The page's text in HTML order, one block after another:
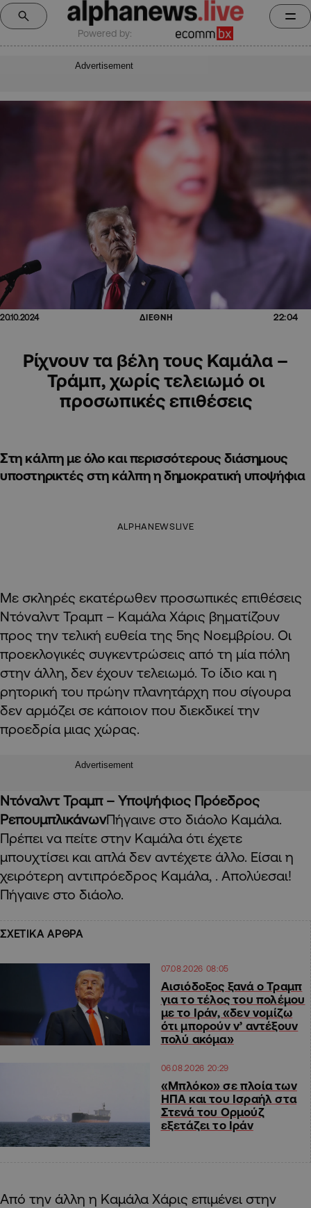
Powered by:
Advertisement
20.10.2024 ΔΙΕΘΝΗ 22:04
Ρίχνουν τα βέλη τους Καμάλα –
Τράμπ, χωρίς τελειωμό οι
προσωπικές επιθέσεις
Στη κάλπη με όλο και περισσότερους διάσημους
υποστηρικτές στη κάλπη η δημοκρατική υποψήφια
ALPHANEWSLIVE
Με σκληρές εκατέρωθεν προσωπικές επιθέσεις
Ντόναλντ Τραμπ – Καμάλα Χάρις βηματίζουν
προς την τελική ευθεία της 5ης Νοεμβρίου. Οι
προεκλογικές συγκεντρώσεις από τη μία πόλη
στην άλλη, δεν έχουν τελειωμό. Το ίδιο και η
ρητορική του πρώην πλανητάρχη που σίγουρα
δεν αρμόζει σε κάποιον που διεκδικεί την
προεδρία μιας χώρας.
Advertisement
Ντόναλντ Τραμπ – Υποψήφιος Πρόεδρος
ΡεπουμπλικάνωνΠήγαινε στο διάολο Καμάλα.
Πρέπει να πείτε στην Καμάλα ότι έχετε
μπουχτίσει και απλά δεν αντέχετε άλλο. Είσαι η
χειρότερη αντιπρόεδρος Καμάλα, . Απολύεσαι!
Πήγαινε στο διάολο.
ΣΧΕΤΙΚΑ ΑΡΘΡΑ
07.08.2026 08:05
Αισιόδοξος ξανά ο Τραμπ
για το τέλος του πολέμου
με το Ιράν, «δεν νομίζω
ότι μπορούν ν’ αντέξουν
πολύ ακόμα»
06.08.2026 20:29
«Μπλόκο» σε πλοία των
ΗΠΑ και του Ισραήλ στα
Στενά του Ορμούζ
εξετάζει το Ιράν
Από την άλλη η Καμάλα Χάρις επιμένει στην